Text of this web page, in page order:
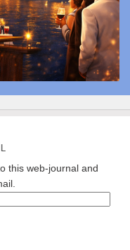
this web-journal and